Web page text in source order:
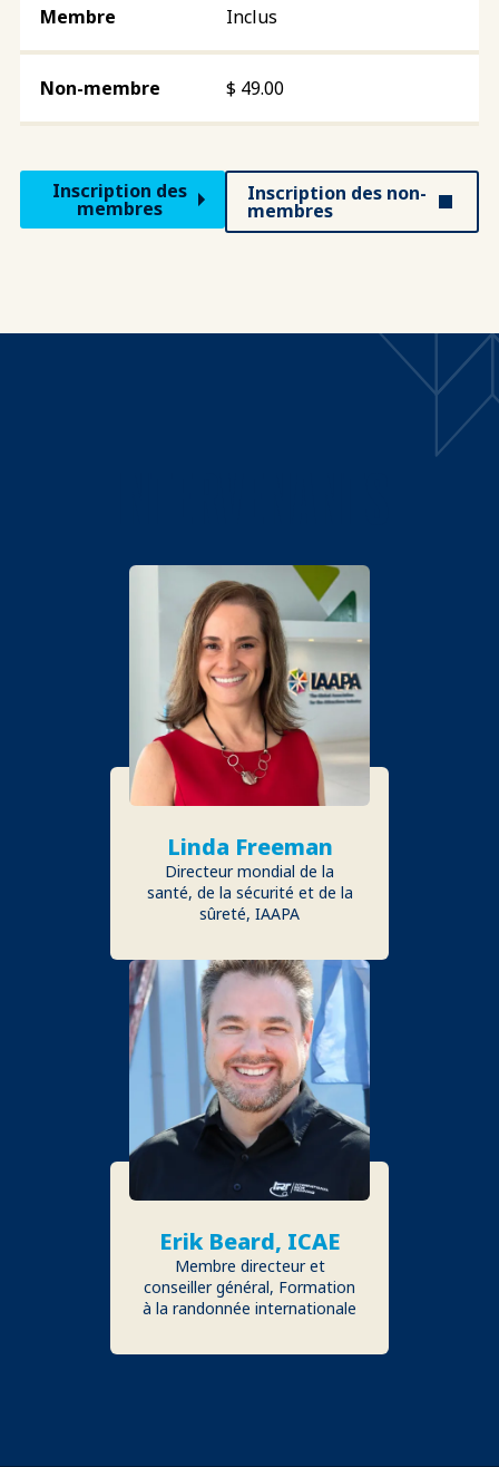
Inclus
$ 49.00
Inscription des
membres
Inscription des non-
membres
Linda Freeman
Directeur mondial de la
santé, de la sécurité et de la
sûreté, IAAPA
Erik Beard, ICAE
Membre directeur et
conseiller général, Formation
à la randonnée internationale